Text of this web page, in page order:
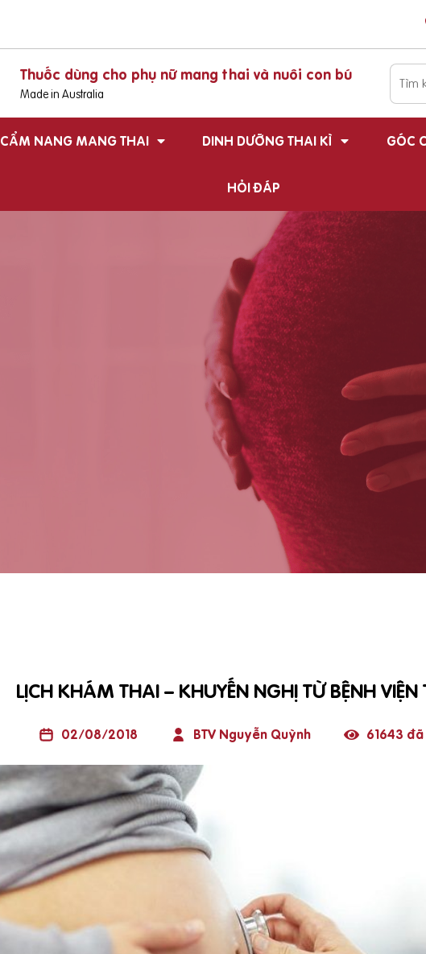
Thuốc dùng cho phụ nữ mang thai và nuôi con bú
Made in Australia
CẨM NANG MANG THAI DINH DƯỠNG THAI KÌ GÓC
HỎI ĐÁP
LỊCH KHÁM THAI – KHUYẾN NGHỊ TỪ BỆNH VIỆN
02/08/2018 BTV Nguyễn Quỳnh 61643